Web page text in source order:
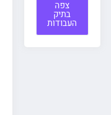
צפה
בתיק
העבודות